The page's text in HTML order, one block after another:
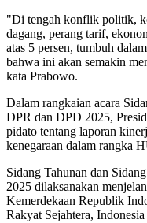
"Di tengah konflik politik,
dagang, perang tarif,
atas 5 persen, tumbuh
bahwa ini akan semakin
kata Prabowo.
Dalam rangkaian acara
DPR dan DPD 2025,
pidato tentang laporan
kenegaraan dalam rangka
Sidang Tahunan dan
2025 dilaksanakan
Kemerdekaan Republik
Rakyat Sejahtera,